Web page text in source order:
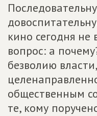
кино сегодня не
вопрос: а
безволию
общественным
те, кому